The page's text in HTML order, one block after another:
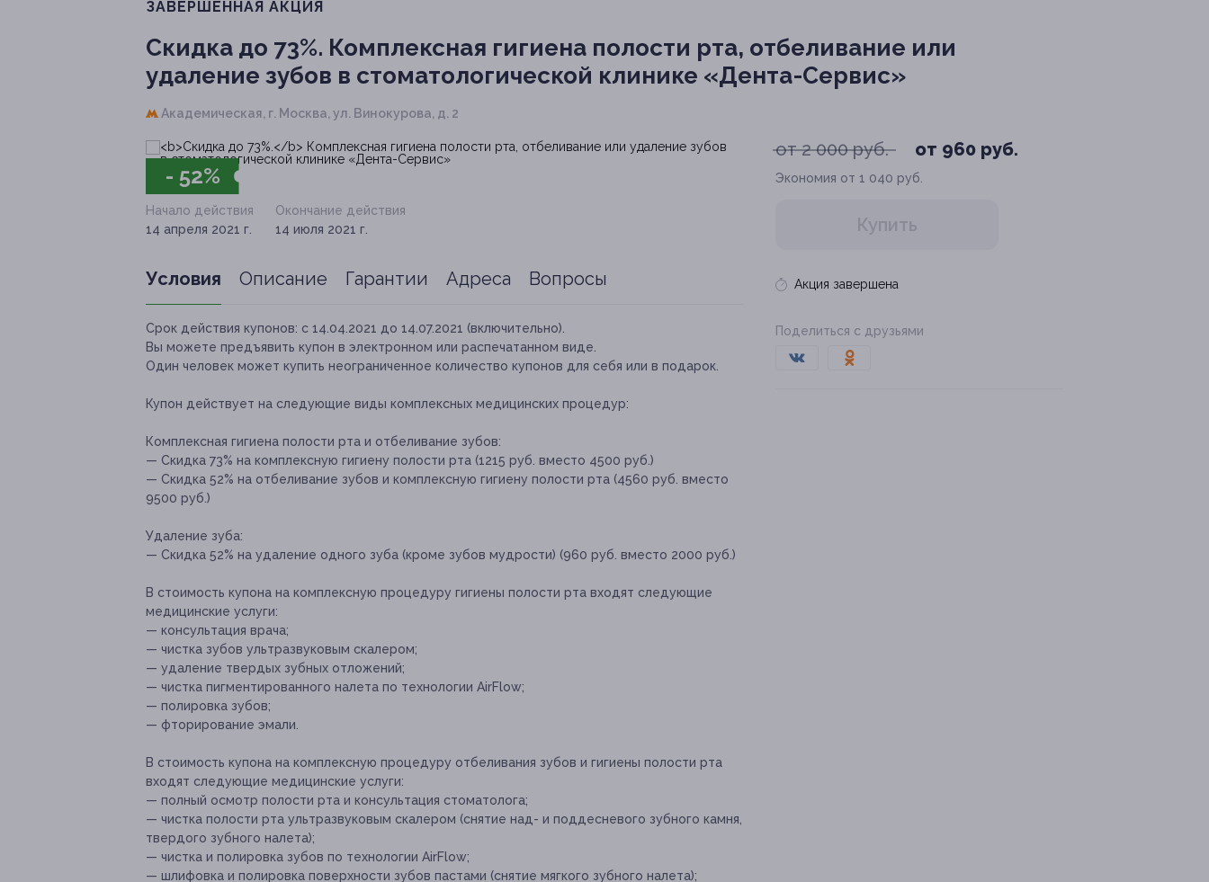
ЗАВЕРШЁННАЯ АКЦИЯ
Скидка до 73%. Комплексная гигиена полости рта, отбеливание или
удаление зубов в стоматологической клинике «Дента-Сервис»
Академическая, г. Москва, ул. Винокурова, д. 2
- 52%
от 2 000 руб. от 960 руб.
Экономия от 1 040 руб.
Купить
Акция завершена
Поделиться с друзьями
Начало действия
14 апреля 2021 г.
Окончание действия
14 июля 2021 г.
Условия Описание Гарантии Адреса Вопросы
Срок действия купонов: с 14.04.2021 до 14.07.2021 (включительно).
Вы можете предъявить купон в электронном или распечатанном виде.
Один человек может купить неограниченное количество купонов для себя или в подарок.
Купон действует на следующие виды комплексных медицинских процедур:
Комплексная гигиена полости рта и отбеливание зубов:
— Скидка 73% на комплексную гигиену полости рта (1215 руб. вместо 4500 руб.)
— Скидка 52% на отбеливание зубов и комплексную гигиену полости рта (4560 руб. вместо
9500 руб.)
Удаление зуба:
— Скидка 52% на удаление одного зуба (кроме зубов мудрости) (960 руб. вместо 2000 руб.)
В стоимость купона на комплексную процедуру гигиены полости рта входят следующие
медицинские услуги:
— консультация врача;
— чистка зубов ультразвуковым скалером;
— удаление твердых зубных отложений;
— чистка пигментированного налета по технологии AirFlow;
— полировка зубов;
— фторирование эмали.
В стоимость купона на комплексную процедуру отбеливания зубов и гигиены полости рта
входят следующие медицинские услуги:
— полный осмотр полости рта и консультация стоматолога;
— чистка полости рта ультразвуковым скалером (снятие над- и поддесневого зубного камня,
твердого зубного налета);
— чистка и полировка зубов по технологии AirFlow;
— шлифовка и полировка поверхности зубов пастами (снятие мягкого зубного налета);